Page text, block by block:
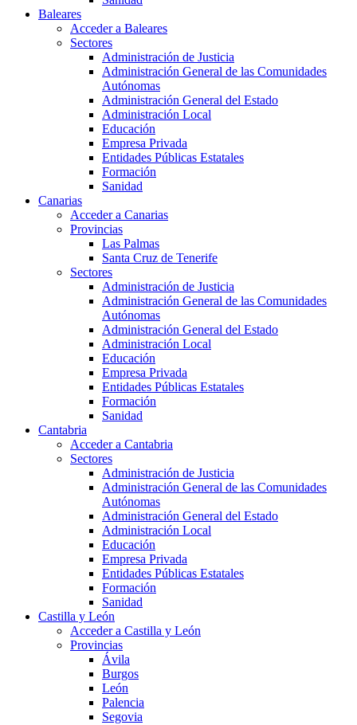
Baleares
Acceder a Baleares
Sectores
Administración de Justicia
Administración General de las Comunidades
Autónomas
Administración General del Estado
Administración Local
Educación
Empresa Privada
Entidades Públicas Estatales
Formación
Sanidad
Canarias
Acceder a Canarias
Provincias
Las Palmas
Santa Cruz de Tenerife
Sectores
Administración de Justicia
Administración General de las Comunidades
Autónomas
Administración General del Estado
Administración Local
Educación
Empresa Privada
Entidades Públicas Estatales
Formación
Sanidad
Cantabria
Acceder a Cantabria
Sectores
Administración de Justicia
Administración General de las Comunidades
Autónomas
Administración General del Estado
Administración Local
Educación
Empresa Privada
Entidades Públicas Estatales
Formación
Sanidad
Castilla y León
Acceder a Castilla y León
Provincias
Ávila
Burgos
León
Palencia
Segovia